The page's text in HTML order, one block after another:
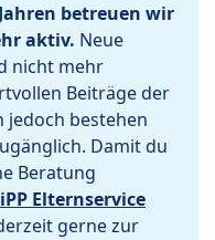
betreuen wir
aktiv. Neue
nicht mehr
Beiträge der
jedoch bestehen
Damit du
Beratung
Elternservice
gerne zur